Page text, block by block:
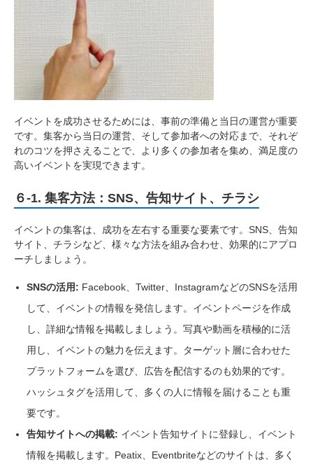
イベントを成功させるためには、事前の準備と当日の運営が重要
です。集客から当日の運営、そして参加者への対応まで、それぞ
れのコツを押さえることで、より多くの参加者を集め、満足度の
高いイベントを実現できます。
６-1. 集客方法：SNS、告知サイト、チラシ
イベントの集客は、成功を左右する重要な要素です。SNS、告知
サイト、チラシなど、様々な方法を組み合わせ、効果的にアプロ
ーチしましょう。
SNSの活用: Facebook、Twitter、InstagramなどのSNSを活用
して、イベントの情報を発信します。イベントページを作成
し、詳細な情報を掲載しましょう。写真や動画を積極的に活
用し、イベントの魅力を伝えます。ターゲット層に合わせた
プラットフォームを選び、広告を配信するのも効果的です。
ハッシュタグを活用して、多くの人に情報を届けることも重
要です。
告知サイトへの掲載: イベント告知サイトに登録し、イベント
情報を掲載します。Peatix、Eventbriteなどのサイトは、多く